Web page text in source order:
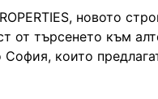
новото
от търсенето към
които